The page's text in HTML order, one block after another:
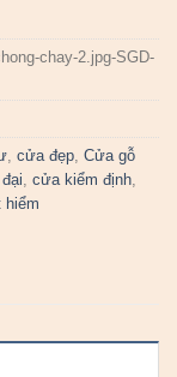
chay-2.jpg-SGD-
, cửa đẹp, Cửa gỗ
, cửa kiểm định,
hiểm